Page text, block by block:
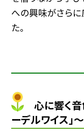
への興味がさらに
た。
心に響く
ーデルワイス」～